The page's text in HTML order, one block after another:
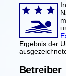
Ergebnis der
Betreiber